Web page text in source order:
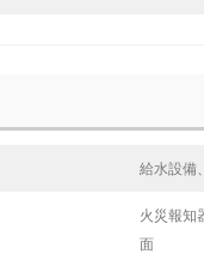
給水設備
火災報知
面